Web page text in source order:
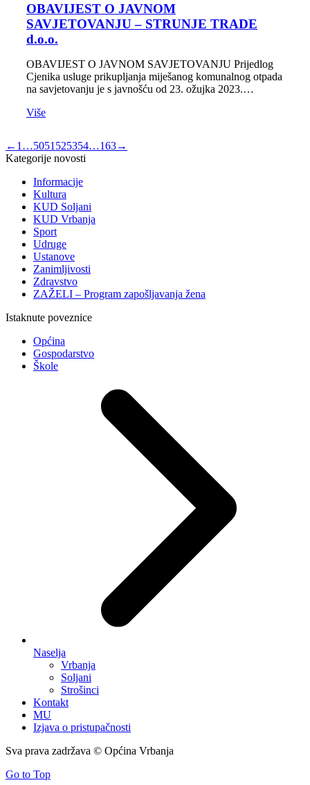
OBAVIJEST O JAVNOM
SAVJETOVANJU – STRUNJE TRADE
d.o.o.
OBAVIJEST O JAVNOM SAVJETOVANJU Prijedlog
Cjenika usluge prikupljanja miješanog komunalnog otpada
na savjetovanju je s javnošću od 23. ožujka 2023.…
Više
← 1 …5051 525354…163→
Kategorije novosti
Informacije
Kultura
KUD Soljani
KUD Vrbanja
Sport
Udruge
Ustanove
Zanimljivosti
Zdravstvo
ZAŽELI – Program zapošljavanja žena
Istaknute poveznice
Općina
Gospodarstvo
Škole
Naselja
Vrbanja
Soljani
Strošinci
Kontakt
MU
Izjava o pristupačnosti
Sva prava zadržava © Općina Vrbanja
Go to Top